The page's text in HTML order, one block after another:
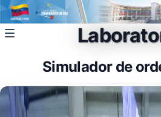
Simulador de